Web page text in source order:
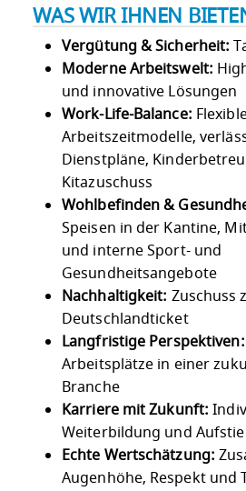
WAS WIR IHNEN
Vergütung & Sicherheit:
Moderne Arbeitswelt:
und innovative Lösungen
Work-Life-Balance:
Arbeitszeitmodelle,
Dienstpläne,
Kitazuschuss
Wohlbefinden &
Speisen in der Kantine,
und interne Sport- und
Gesundheitsangebote
Nachhaltigkeit: Zuschuss
Deutschlandticket
Langfristige Perspektiven:
Arbeitsplätze in einer
Branche
Karriere mit Zukunft:
Weiterbildung und
Echte Wertschätzung:
Augenhöhe, Respekt und